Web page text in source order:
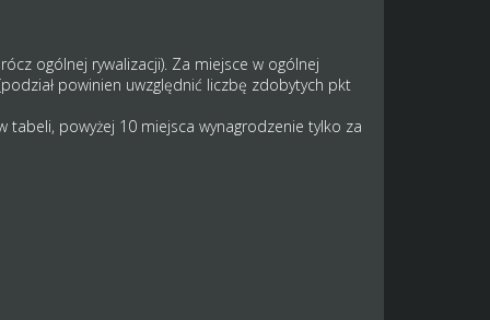
ogólnej rywalizacji). Za miejsce w ogólnej
powinien uwzględnić liczbę zdobytych pkt
powyżej 10 miejsca wynagrodzenie tylko za